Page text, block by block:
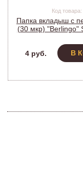
Код
Папка вкладыш с
(30 мкр) "Berlingo"
4 руб.
В